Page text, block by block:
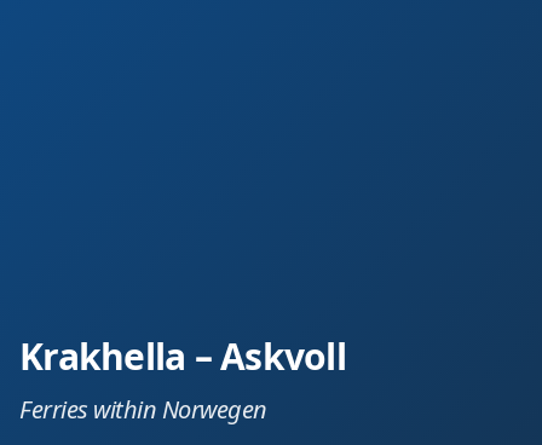
Krakhella – Askvoll
Ferries within Norwegen